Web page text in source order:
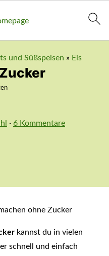
und Süßspeisen » Eis
· 6 Kommentare
kannst du in vielen
schnell und einfach